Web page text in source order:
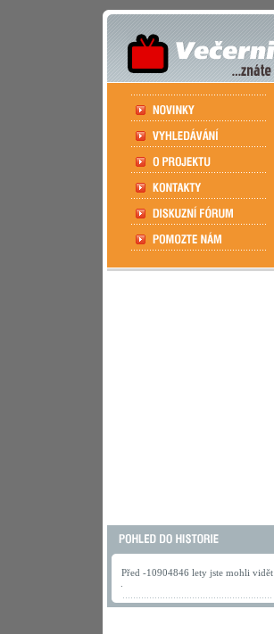
Před -10904846 lety jste mohli vidět